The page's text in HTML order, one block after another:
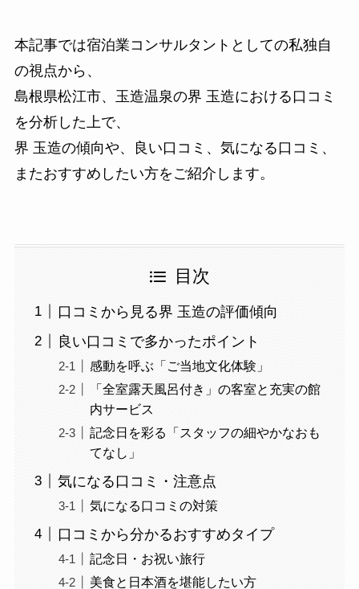
本記事では宿泊業コンサルタントとしての私独自
の視点から、
島根県松江市、玉造温泉の界 玉造における口コミ
を分析した上で、
界 玉造の傾向や、良い口コミ、気になる口コミ、
またおすすめしたい方をご紹介します。
目次
口コミから見る界 玉造の評価傾向
良い口コミで多かったポイント
感動を呼ぶ「ご当地文化体験」
「全室露天風呂付き」の客室と充実の館
内サービス
記念日を彩る「スタッフの細やかなおも
てなし」
気になる口コミ・注意点
気になる口コミの対策
口コミから分かるおすすめタイプ
記念日・お祝い旅行
美食と日本酒を堪能したい方